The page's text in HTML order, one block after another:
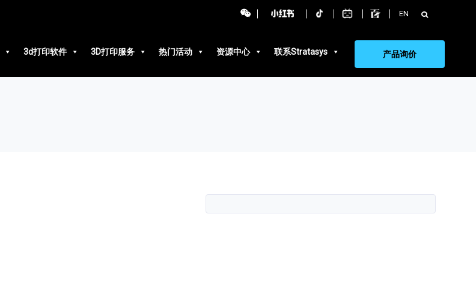
EN 搜
索：
3d打印软件 3D打印服务 热门活动 资源中心 联系Stratasys 产品询价